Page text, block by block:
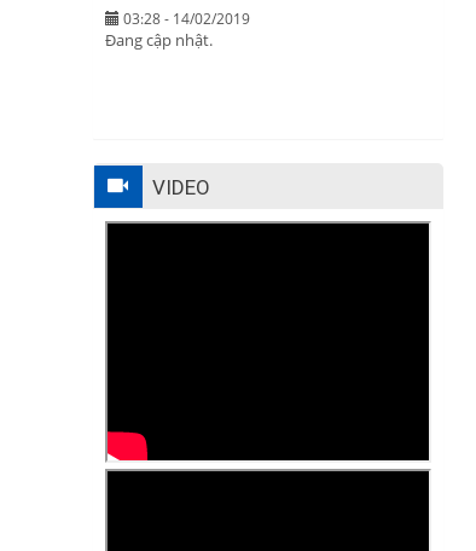
03:28 - 14/02/2019
Đang cập nhật.
VIDEO